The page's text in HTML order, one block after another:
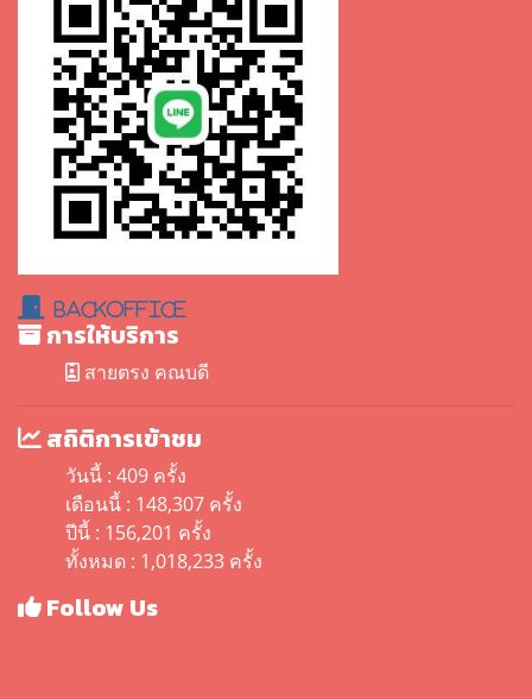
BackOffice
การให้บริการ
สายตรง คณบดี
สถิติการเข้าชม
วันนี้ : 409 ครั้ง
เดือนนี้ : 148,307 ครั้ง
ปีนี้ : 156,201 ครั้ง
ทั้งหมด : 1,018,233 ครั้ง
Follow Us